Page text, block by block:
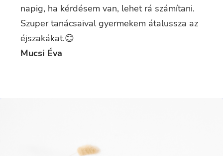
napig, ha kérdésem van, lehet rá számítani.
Szuper tanácsaival gyermekem átalussza az
éjszakákat.😊
Mucsi Éva